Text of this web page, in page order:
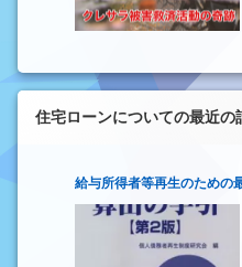
住宅ローンについての最近の
給与所得者等再生のための